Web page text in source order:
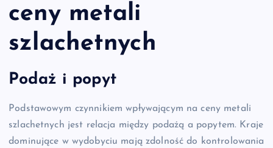
ceny metali
szlachetnych
Podaż i popyt
Podstawowym czynnikiem wpływającym na ceny metali
szlachetnych jest relacja między podażą a popytem. Kraje
dominujące w wydobyciu mają zdolność do kontrolowania